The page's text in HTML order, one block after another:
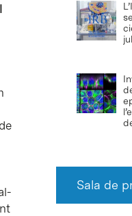
Sala de